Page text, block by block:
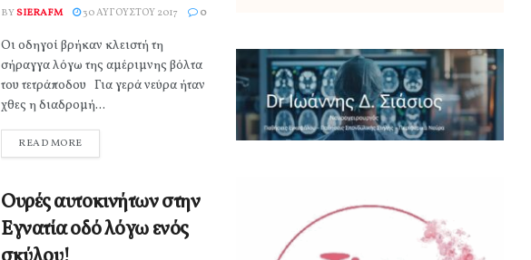
BYSIERAFM 30 ΑΥΓΟΎΣΤΟΥ 2017 0
Οι οδηγοί βρήκαν κλειστή τη
σήραγγα λόγω της αμέριμνης βόλτα
του τετράποδου Για γερά νεύρα ήταν
χθες η διαδρομή...
READ MORE
Ουρές αυτοκινήτων στην
Εγνατία οδό λόγω ενός